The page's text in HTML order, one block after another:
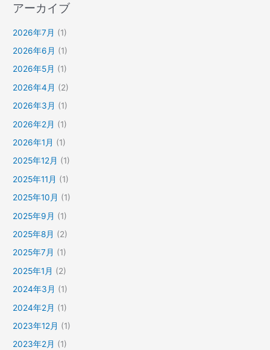
アーカイブ
2026年7月 (1)
2026年6月 (1)
2026年5月 (1)
2026年4月 (2)
2026年3月 (1)
2026年2月 (1)
2026年1月 (1)
2025年12月 (1)
2025年11月 (1)
2025年10月 (1)
2025年9月 (1)
2025年8月 (2)
2025年7月 (1)
2025年1月 (2)
2024年3月 (1)
2024年2月 (1)
2023年12月 (1)
2023年2月 (1)